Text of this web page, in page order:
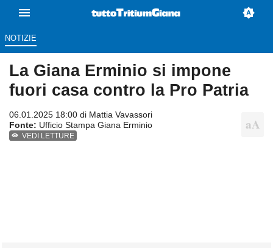
NOTIZIE
La Giana Erminio si impone
fuori casa contro la Pro Patria
06.01.2025 18:00 di Mattia Vavassori
Fonte: Ufficio Stampa Giana Erminio
VEDI LETTURE